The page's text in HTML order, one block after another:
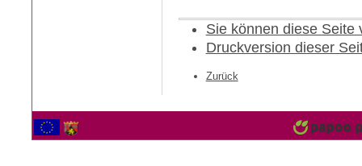
Sie können diese Seite
Druckversion dieser
Zurück